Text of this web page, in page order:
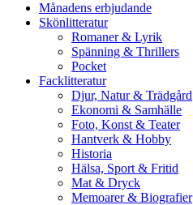
Månadens erbjudande
Skönlitteratur
Romaner & Lyrik
Spänning & Thrillers
Pocket
Facklitteratur
Djur, Natur & Trädgård
Ekonomi & Samhälle
Foto, Konst & Teater
Hantverk & Hobby
Historia
Hälsa, Sport & Fritid
Mat & Dryck
Memoarer & Biografier